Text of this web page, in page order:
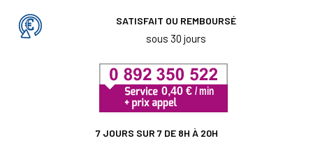
SATISFAIT OU REMBOURSÉ
sous 30 jours
7 JOURS SUR 7 DE 8H À 20H